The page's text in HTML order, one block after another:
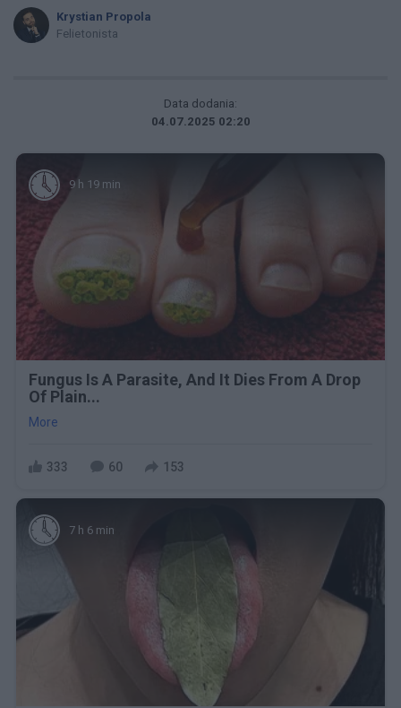
Krystian Propola
Felietonista
Data dodania:
04.07.2025 02:20
9 h 19 min
Fungus Is A Parasite, And It Dies From A Drop
Of Plain...
More
333 60 153
7 h 6 min